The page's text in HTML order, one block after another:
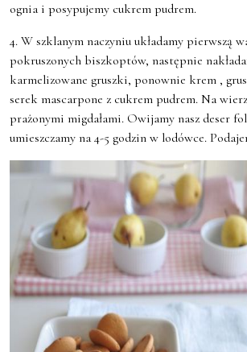
ognia i posypujemy cukrem pudrem.
4. W szklanym naczyniu układamy pierwszą
pokruszonych biszkoptów, następnie
karmelizowane gruszki, ponownie krem ,
serek mascarpone z cukrem pudrem. Na
prażonymi migdałami. Owijamy nasz deser
umieszczamy na 4-5 godzin w lodówce.